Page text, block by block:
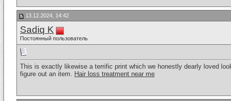
13.12.2024, 14:42
Sadiq K
Постоянный пользователь
This is exactly likewise a terrific print which we honestly dearly loved
figure out an item. Hair loss treatment near me